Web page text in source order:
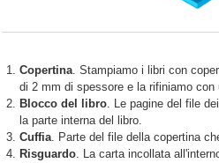
Copertina. Stampiamo i libri con
di 2 mm di spessore e la rifiniamo
Blocco del libro. Le pagine del file
la parte interna del libro.
Cuffia. Parte del file della copertina
Risguardo. La carta incollata